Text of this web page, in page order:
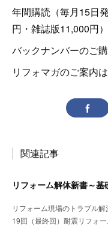
年間購読（毎月15日
円・雑誌版11,000円
バックナンバーのご
リフォマガのご案内は
関連記事
リフォーム現場のトラブル
19回（最終回）耐震リフォ